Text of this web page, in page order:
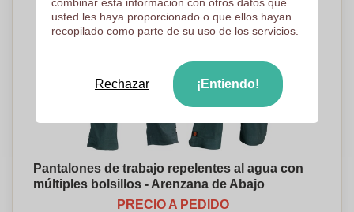
Pantalones de trabajo repelentes al agua con
múltiples bolsillos - Arenzana de Abajo
PRECIO A PEDIDO
usted les haya proporcionado o que ellos hayan
recopilado como parte de su uso de los servicios.
Rechazar ¡Entiendo!